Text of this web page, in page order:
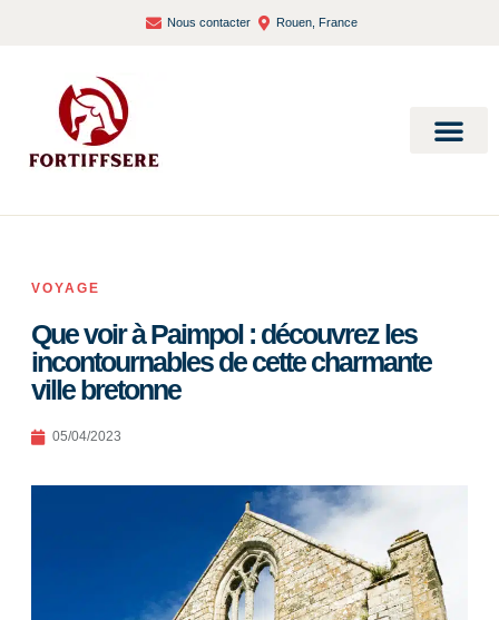
Nous contacter Rouen, France
VOYAGE
Que voir à Paimpol : découvrez les
incontournables de cette charmante
ville bretonne
05/04/2023